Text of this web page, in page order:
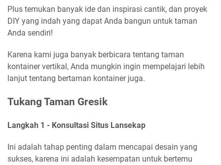
Plus temukan banyak ide dan inspirasi cantik, dan proyek
DIY yang indah yang dapat Anda bangun untuk taman
Anda sendiri!
Karena kami juga banyak berbicara tentang taman
kontainer vertikal, Anda mungkin ingin mempelajari lebih
lanjut tentang bertaman kontainer juga.
Tukang Taman Gresik
Langkah 1 - Konsultasi Situs Lansekap
Ini adalah tahap penting dalam mencapai desain yang
sukses, karena ini adalah kesempatan untuk bertemu